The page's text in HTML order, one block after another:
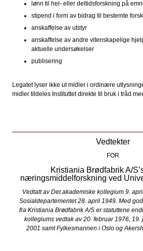
lønn til hel- eller deltidsforskning på
stipend i form av bidrag til bestemte
anskaffelse av utstyr
anskaffelse av andre vitenskapelige
aktuelle undersøkelser
publisering
Legatet lyser ikke ut midler i ordinære
midler tildeles Instituttet direkte til bruk i tråd
Vedtekter
FOR
Kristiania Brødfabrik A/
næringsmiddelforskning ved
Vedtatt av Det akademiske kollegium 9.
Sosialdepartementet 28. april 1949. Med
fra Kristiania Brødfabrik A/S er statuttene
kollegiums vedtak av 20. februar 1976,
2001 samt Fylkesmannen i Oslo og